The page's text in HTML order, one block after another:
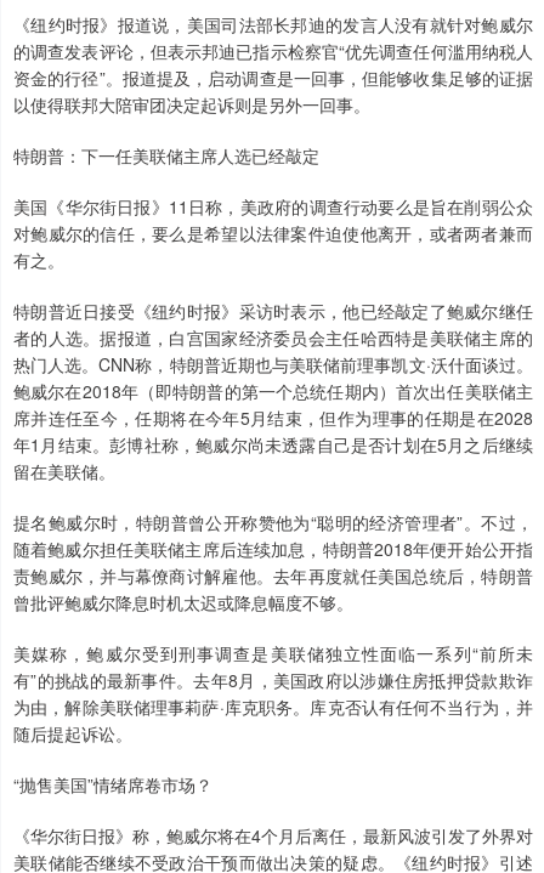
《纽约时报》报道说，美国司法部长邦迪的发言人没有就针对鲍威尔
的调查发表评论，但表示邦迪已指示检察官“优先调查任何滥用纳税人
资金的行径”。报道提及，启动调查是一回事，但能够收集足够的证据
以使得联邦大陪审团决定起诉则是另外一回事。
特朗普：下一任美联储主席人选已经敲定
美国《华尔街日报》11日称，美政府的调查行动要么是旨在削弱公众
对鲍威尔的信任，要么是希望以法律案件迫使他离开，或者两者兼而
有之。
特朗普近日接受《纽约时报》采访时表示，他已经敲定了鲍威尔继任
者的人选。据报道，白宫国家经济委员会主任哈西特是美联储主席的
热门人选。CNN称，特朗普近期也与美联储前理事凯文·沃什面谈过。
鲍威尔在2018年（即特朗普的第一个总统任期内）首次出任美联储主
席并连任至今，任期将在今年5月结束，但作为理事的任期是在2028
年1月结束。彭博社称，鲍威尔尚未透露自己是否计划在5月之后继续
留在美联储。
提名鲍威尔时，特朗普曾公开称赞他为“聪明的经济管理者”。不过，
随着鲍威尔担任美联储主席后连续加息，特朗普2018年便开始公开指
责鲍威尔，并与幕僚商讨解雇他。去年再度就任美国总统后，特朗普
曾批评鲍威尔降息时机太迟或降息幅度不够。
美媒称，鲍威尔受到刑事调查是美联储独立性面临一系列“前所未
有”的挑战的最新事件。去年8月，美国政府以涉嫌住房抵押贷款欺诈
为由，解除美联储理事莉萨·库克职务。库克否认有任何不当行为，并
随后提起诉讼。
“抛售美国”情绪席卷市场？
《华尔街日报》称，鲍威尔将在4个月后离任，最新风波引发了外界对
美联储能否继续不受政治干预而做出决策的疑虑。《纽约时报》引述